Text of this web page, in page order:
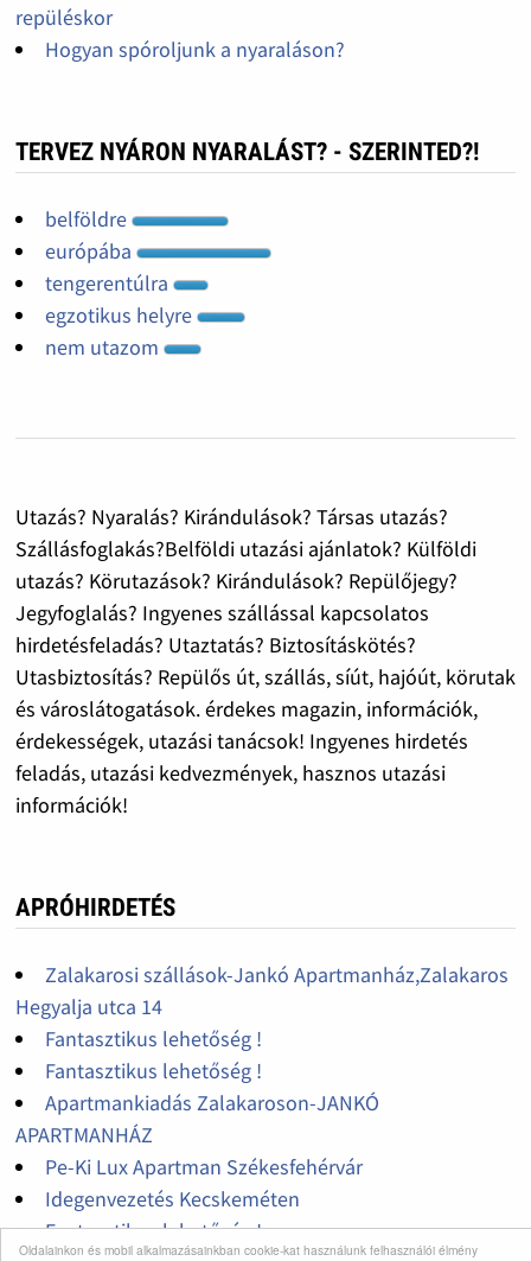
Oldalainkon és mobil alkalmazásainkban cookie-kat használunk felhasználói élmény
repüléskor
Hogyan spóroljunk a nyaraláson?
TERVEZ NYÁRON NYARALÁST? - SZERINTED?!
belföldre
európába
tengerentúlra
egzotikus helyre
nem utazom
Utazás? Nyaralás? Kirándulások? Társas utazás?
Szállásfoglakás?Belföldi utazási ajánlatok? Külföldi
utazás? Körutazások? Kirándulások? Repülőjegy?
Jegyfoglalás? Ingyenes szállással kapcsolatos
hirdetésfeladás? Utaztatás? Biztosításkötés?
Utasbiztosítás? Repülős út, szállás, síút, hajóút, körutak
és városlátogatások. érdekes magazin, információk,
érdekességek, utazási tanácsok! Ingyenes hirdetés
feladás, utazási kedvezmények, hasznos utazási
információk!
APRÓHIRDETÉS
Zalakarosi szállások-Jankó Apartmanház,Zalakaros
Hegyalja utca 14
Fantasztikus lehetőség !
Fantasztikus lehetőség !
Apartmankiadás Zalakaroson-JANKÓ
APARTMANHÁZ
Pe-Ki Lux Apartman Székesfehérvár
Idegenvezetés Kecskeméten
Fantasztikus lehetőség !